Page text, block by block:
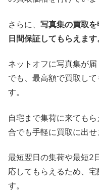
さらに、 写真集の買取
日間保証してもらえます
ネットオフに写真集が
でも、最高額で買取し
す。
自宅まで集荷に来ても
合でも手軽に買取に出せ
最短翌日の集荷や最短2
応してもらえるため、
す。